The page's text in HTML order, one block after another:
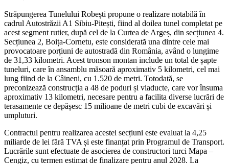
Străpungerea Tunelului Robești propune o realizare notabilă în
cadrul Autostrăzii A1 Sibiu-Pitești, fiind al doilea tunel completat pe
acest segment rutier, după cel de la Curtea de Argeș, din secțiunea 4.
Secțiunea 2, Boița-Cornetu, este considerată una dintre cele mai
provocatoare porțiuni de autostradă din România, având o lungime
de 31,33 kilometri. Acest tronson montan include un total de șapte
tuneluri, care în ansamblu măsoară aproximativ 5 kilometri, cel mai
lung fiind de la Câineni, cu 1.520 de metri. Totodată, se
preconizează construcția a 48 de poduri și viaducte, care vor însuma
aproximativ 13 kilometri, necesare pentru a facilita diverse lucrări de
terasamente ce depășesc 15 milioane de metri cubi de excavări și
umpluturi.
Contractul pentru realizarea acestei secțiuni este evaluat la 4,25
miliarde de lei fără TVA și este finanțat prin Programul de Transport.
Lucrările sunt efectuate de asocierea de constructori turci Mapa –
Cengiz, cu termen estimat de finalizare pentru anul 2028. La